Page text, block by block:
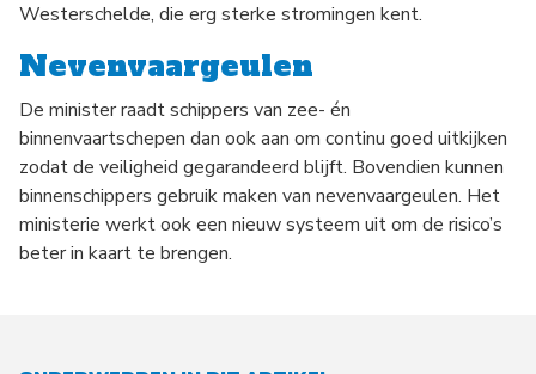
Westerschelde, die erg sterke stromingen kent.
Nevenvaargeulen
De minister raadt schippers van zee- én
binnenvaartschepen dan ook aan om continu goed uitkijken
zodat de veiligheid gegarandeerd blijft. Bovendien kunnen
binnenschippers gebruik maken van nevenvaargeulen. Het
ministerie werkt ook een nieuw systeem uit om de risico’s
beter in kaart te brengen.